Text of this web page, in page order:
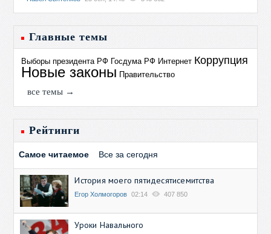
Главные темы
Выборы президента РФ Госдума РФ Интернет Коррупция
Новые законы Правительство
все темы →
Рейтинги
Самое читаемое Все за сегодня
История моего пятидесятисемитства
Егор Холмогоров 02:14 407 850
Уроки Навального